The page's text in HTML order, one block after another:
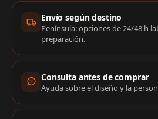
Información de
Envío según destino
Península: opciones de 24/48 h
preparación.
Consulta antes de comprar
Ayuda sobre el diseño y la